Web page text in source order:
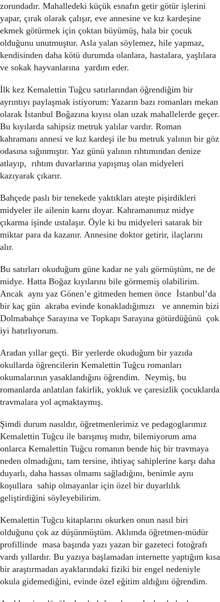
zorundadır. Mahalledeki küçük esnafın getir götür işlerini
yapar, çırak olarak çalışır, eve annesine ve kız kardeşine
ekmek götürmek için çoktan büyümüş, hala bir çocuk
olduğunu unutmuştur. Asla yalan söylemez, hile yapmaz,
kendisinden daha kötü durumda olanlara, hastalara, yaşlılara
ve sokak hayvanlarına yardım eder.
İlk kez Kemalettin Tuğcu satırlarından öğrendiğim bir
ayrıntıyı paylaşmak istiyorum: Yazarın bazı romanları mekan
olarak İstanbul Boğazına kıyısı olan uzak mahallelerde geçer.
Bu kıyılarda sahipsiz metruk yalılar vardır. Roman
kahramanı annesi ve kız kardeşi ile bu metruk yalının bir göz
odasına sığınmıştır. Yaz günü yalının rıhtımından denize
atlayıp, rıhtım duvarlarına yapışmış olan midyeleri
kazıyarak çıkarır.
Bahçede paslı bir tenekede yaktıkları ateşte pişirdikleri
midyeler ile ailenin karnı doyar. Kahramanımız midye
çıkarma işinde ustalaşır. Öyle ki bu midyeleri satarak bir
miktar para da kazanır. Annesine doktor getirir, ilaçlarını
alır.
Bu satırları okuduğum güne kadar ne yalı görmüştüm, ne de
midye. Hatta Boğaz kıyılarını bile görmemiş olabilirim.
Ancak aynı yaz Gönen’e gitmeden hemen önce İstanbul’da
bir kaç gün akraba evinde konakladığımızı ve annemin bizi
Dolmabahçe Sarayına ve Topkapı Sarayına götürdüğünü çok
iyi hatırlıyorum.
Aradan yıllar geçti. Bir yerlerde okuduğum bir yazıda
okullarda öğrencilerin Kemalettin Tuğcu romanları
okumalarının yasaklandığını öğrendim. Neymiş, bu
romanlarda anlatılan fakirlik, yokluk ve çaresizlik çocuklarda
travmalara yol açmaktaymış.
Şimdi durum nasıldır, öğretmenlerimiz ve pedagoglarımız
Kemalettin Tuğcu ile barışmış mıdır, bilemiyorum ama
onlarca Kemalettin Tuğcu romanın bende hiç bir travmaya
neden olmadığını, tam tersine, ihtiyaç sahiplerine karşı daha
duyarlı, daha hassas olmamı sağladığını, benimle aynı
koşullara sahip olmayanlar için özel bir duyarlılık
geliştirdiğini söyleyebilirim.
Kemalettin Tuğcu kitaplarını okurken onun nasıl biri
olduğunu çok az düşünmüştüm. Aklımda öğretmen-müdür
profillinde masa başında yazı yazan bir gazeteci fotoğrafı
vardı yıllardır. Bu yazıya başlamadan internette yaptığım kısa
bir araştırmadan ayaklarındaki fiziki bir engel nedeniyle
okula gidemediğini, evinde özel eğitim aldığını öğrendim.